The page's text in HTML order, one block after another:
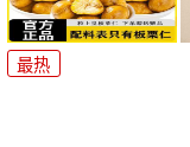
最热